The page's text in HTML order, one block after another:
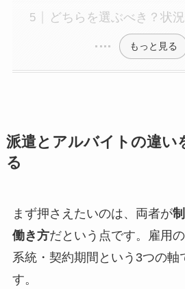
どちらを選ぶべき？状
もっと見る
派遣とアルバイトの違い
る
まず押さえたいのは、両者が
働き方だという点です。雇用
系統・契約期間という3つの軸
す。